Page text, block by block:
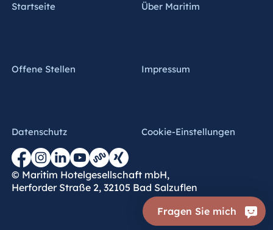
Startseite Über Maritim
Offene Stellen Impressum
Datenschutz Cookie-Einstellungen
© Maritim Hotelgesellschaft mbH,
Herforder Straße 2, 32105 Bad Salzuflen
Fragen Sie mich